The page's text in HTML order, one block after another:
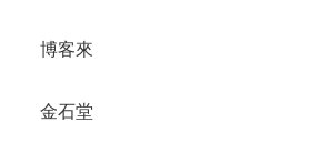
博客來
金石堂